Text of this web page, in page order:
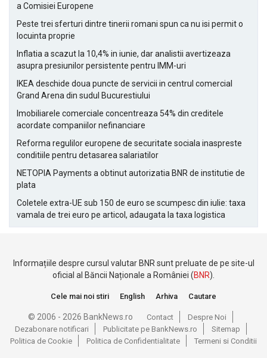
a Comisiei Europene
Peste trei sferturi dintre tinerii romani spun ca nu isi permit o
locuinta proprie
Inflatia a scazut la 10,4% in iunie, dar analistii avertizeaza
asupra presiunilor persistente pentru IMM-uri
IKEA deschide doua puncte de servicii in centrul comercial
Grand Arena din sudul Bucurestiului
Imobiliarele comerciale concentreaza 54% din creditele
acordate companiilor nefinanciare
Reforma regulilor europene de securitate sociala inaspreste
conditiile pentru detasarea salariatilor
NETOPIA Payments a obtinut autorizatia BNR de institutie de
plata
Coletele extra-UE sub 150 de euro se scumpesc din iulie: taxa
vamala de trei euro pe articol, adaugata la taxa logistica
Informațiile despre cursul valutar BNR sunt preluate de pe site-ul
oficial al Băncii Naționale a României (BNR).
Cele mai noi stiri English Arhiva Cautare
© 2006 - 2026 BankNews.ro Contact
Despre Noi
Dezabonare notificari
Publicitate pe BankNews.ro
Sitemap
Politica de Cookie
Politica de Confidentialitate Termeni si Conditii